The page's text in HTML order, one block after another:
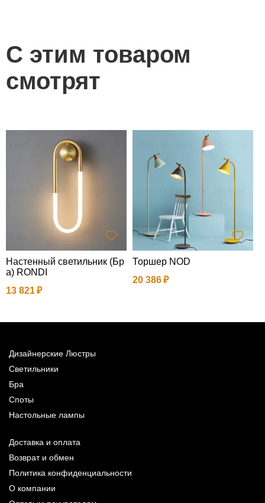
С этим товаром
смотрят
Настенный светильник (Бр
а) RONDI
13 821
Торшер NOD
20 386
Дизайнерские Люстры
Светильники
Бра
Споты
Настольные лампы
Доставка и оплата
Возврат и обмен
Политика конфиденциальности
О компании